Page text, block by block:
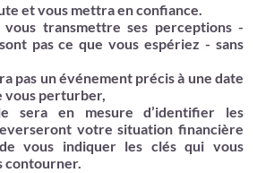
et vous mettra en confiance.
vous transmettre ses perceptions -
pas ce que vous espériez - sans
pas un événement précis à une date
vous perturber,
sera en mesure d’identifier les
votre situation financière
vous indiquer les clés qui vous
contourner.